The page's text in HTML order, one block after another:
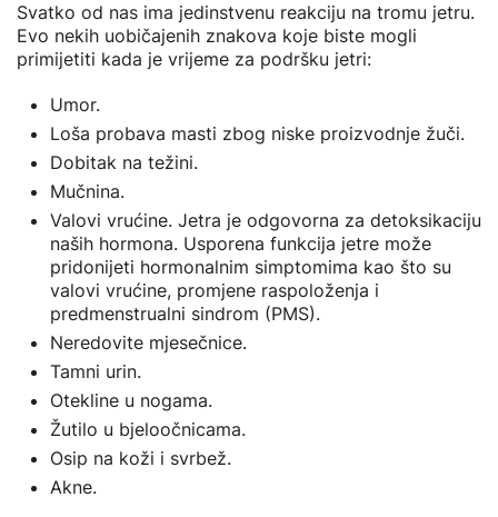
Svatko od nas ima jedinstvenu reakciju na tromu jetru.
Evo nekih uobičajenih znakova koje biste mogli
primijetiti kada je vrijeme za podršku jetri:
Umor.
Loša probava masti zbog niske proizvodnje žuči.
Dobitak na težini.
Mučnina.
Valovi vrućine. Jetra je odgovorna za detoksikaciju
naših hormona. Usporena funkcija jetre može
pridonijeti hormonalnim simptomima kao što su
valovi vrućine, promjene raspoloženja i
predmenstrualni sindrom (PMS).
Neredovite mjesečnice.
Tamni urin.
Otekline u nogama.
Žutilo u bjeloočnicama.
Osip na koži i svrbež.
Akne.